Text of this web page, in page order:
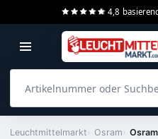
4,8
Leuchtmittelmarkt Osram